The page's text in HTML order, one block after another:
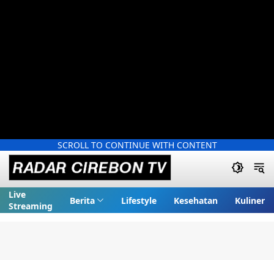
SCROLL TO CONTINUE WITH CONTENT
Live
Streaming
Berita Lifestyle Kesehatan Kuliner